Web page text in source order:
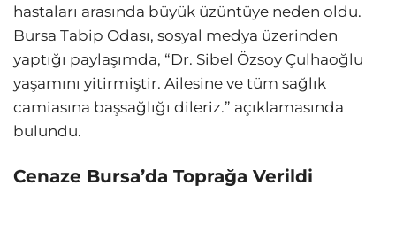
hastaları arasında büyük üzüntüye neden oldu.
Bursa Tabip Odası, sosyal medya üzerinden
yaptığı paylaşımda, “Dr. Sibel Özsoy Çulhaoğlu
yaşamını yitirmiştir. Ailesine ve tüm sağlık
camiasına başsağlığı dileriz.” açıklamasında
bulundu.
Cenaze Bursa’da Toprağa Verildi